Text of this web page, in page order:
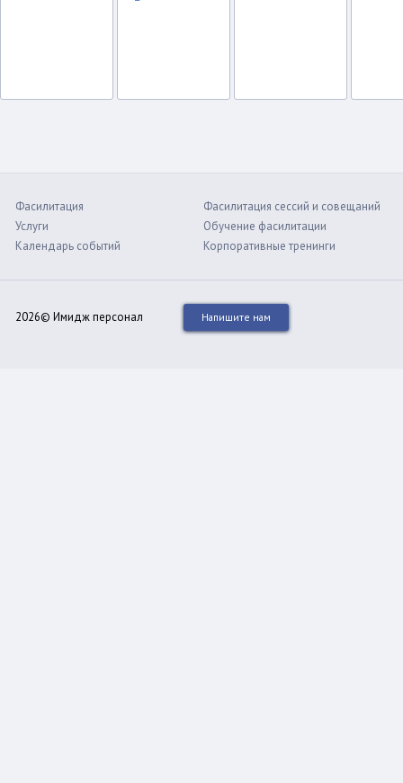
Фасилитация
Услуги
Календарь событий
Фасилитация сессий и совещаний
Обучение фасилитации
Корпоративные тренинги
2026© Имидж персонал Напишите нам